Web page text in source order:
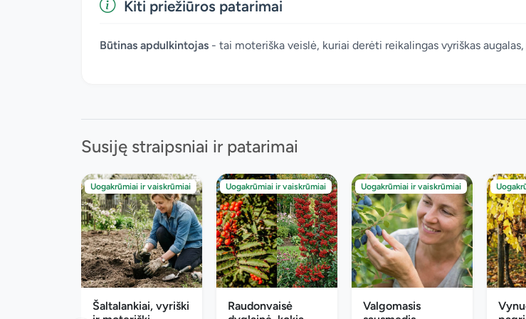
Kiti priežiūros patarimai
Būtinas apdulkintojas - tai moteriška veislė, kuriai derėti reikalingas vyriškas
Susiję straipsniai ir patarimai
Uogakrūmiai ir vaiskrūmiai
Šaltalankiai, vyriški
Uogakrūmiai ir vaiskrūmiai
Raudonvaisė
Uogakrūmiai ir vaiskrūmiai
Valgomasis